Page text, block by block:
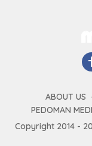
ABOUT US
PEDOMAN
Copyright 2014 -